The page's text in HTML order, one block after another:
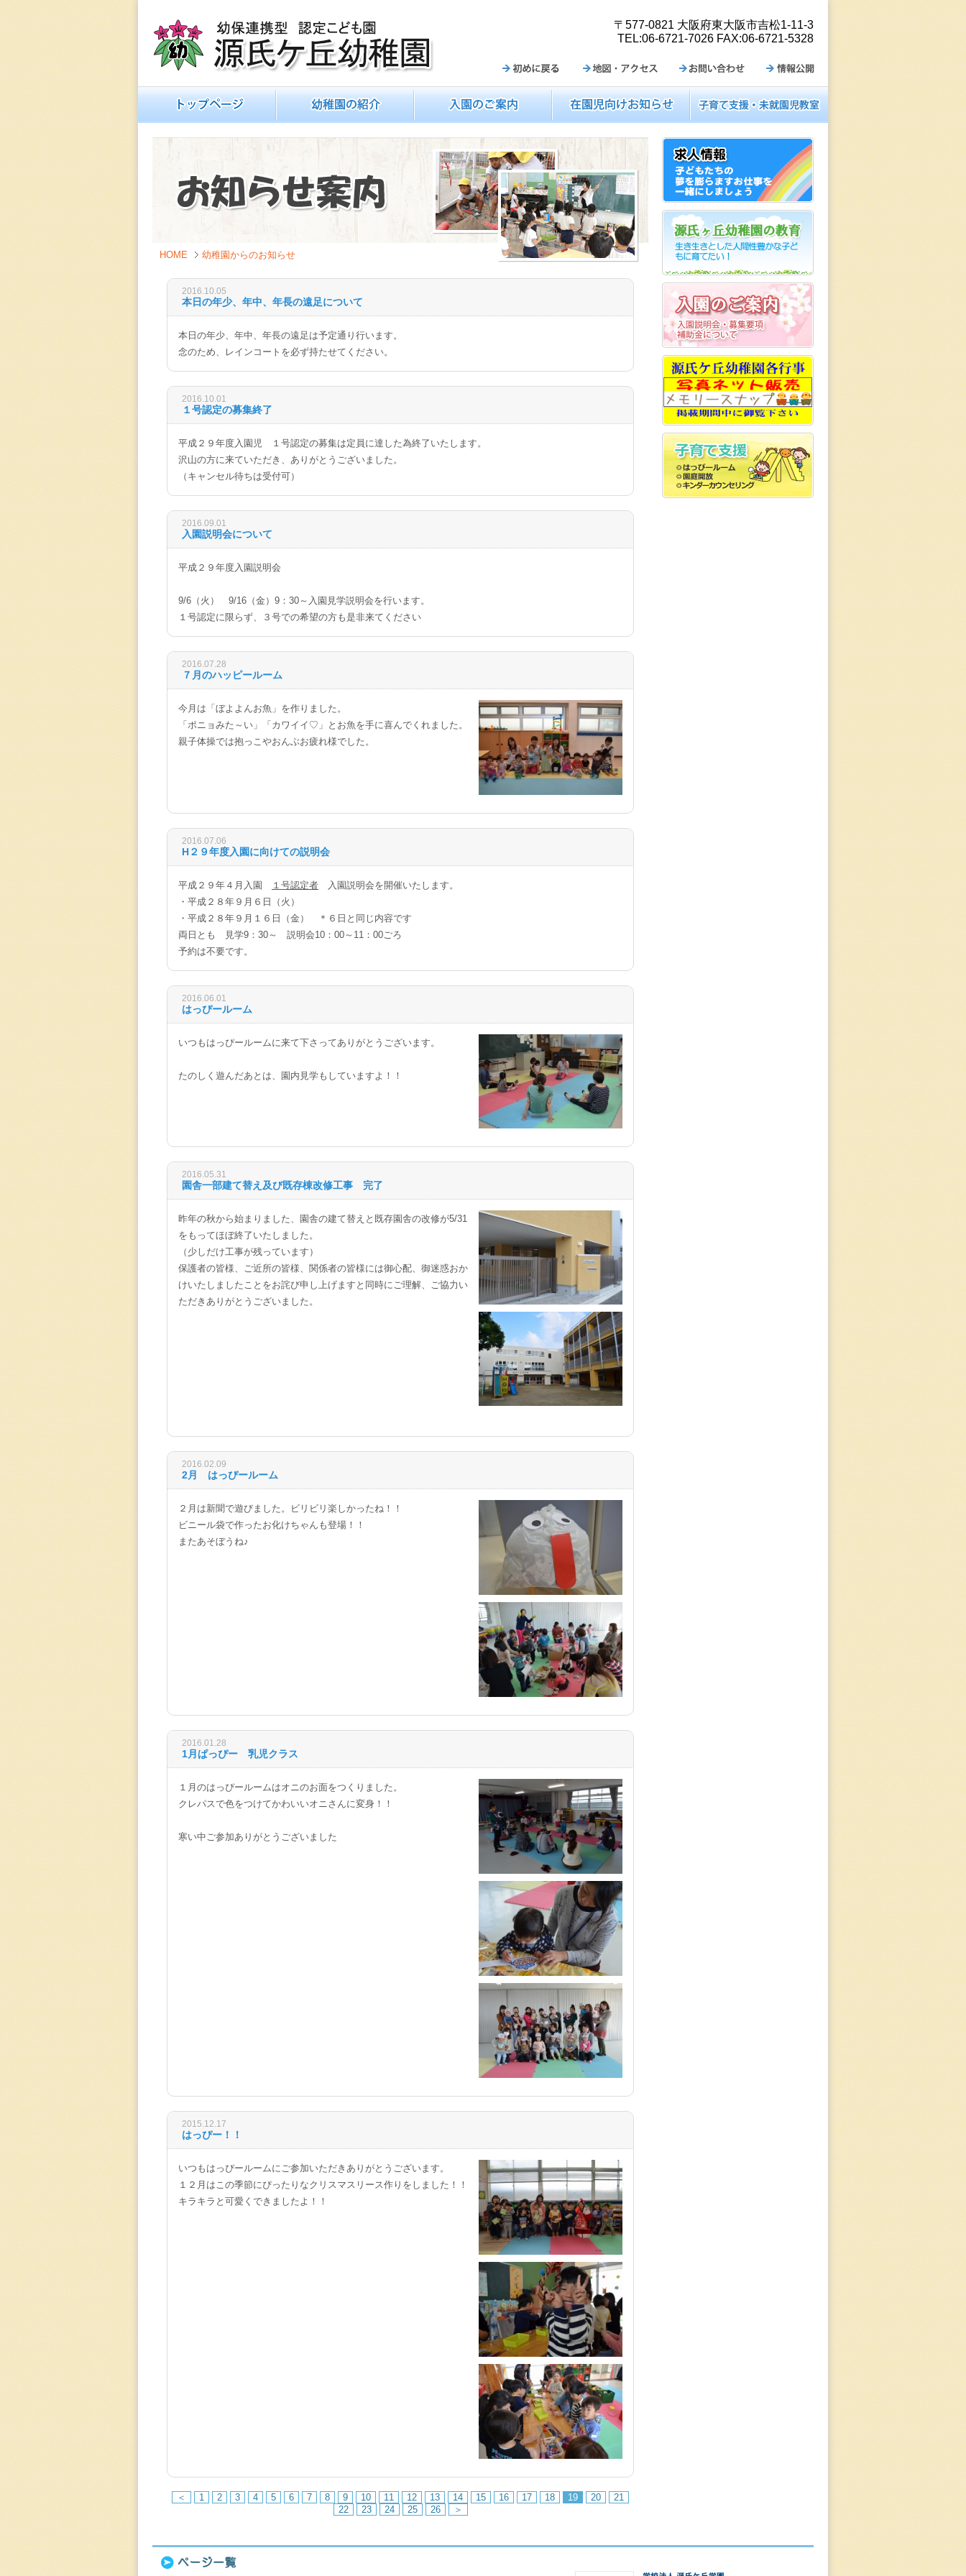
幼保連携型 認定こども園 源氏ヶ丘幼稚園
〒577-0821 大阪府東大阪市吉松1-11-3
TEL:06-6721-7026 FAX:06-6721-5328
始めに戻る 地図・アクセス お問い合わせ 情報公開
HOME 幼稚園からのお知らせ
2016.10.05
本日の年少、年中、年長の遠足について
本日の年少、年中、年長の遠足は予定通り行います。
念のため、レインコートを必ず持たせてください。
2016.10.01
１号認定の募集終了
平成２９年度入園児 １号認定の募集は定員に達した為終了いたします。
沢山の方に来ていただき、ありがとうございました。
（キャンセル待ちは受付可）
2016.09.01
入園説明会について
平成２９年度入園説明会
9/6（火） 9/16（金）9：30～入園見学説明会を行います。
１号認定に限らず、３号での希望の方も是非来てください
2016.07.28
７月のハッピールーム
今月は「ぼよよんお魚」を作りました。
「ポニョみた～い」「カワイイ♡」とお魚を手に喜んでくれました。
親子体操では抱っこやおんぶお疲れ様でした。
2016.07.06
H２９年度入園に向けての説明会
平成２９年４月入園 １号認定者
入園説明会を開催いたします。
・平成２８年９月６日（火）
・平成２８年９月１６日（金） ＊６日と同じ内容です
両日とも 見学9：30～ 説明会10：00～11：00ごろ
予約は不要です。
2016.06.01
はっぴールーム
いつもはっぴールームに来て下さってありがとうございます。
たのしく遊んだあとは、園内見学もしていますよ！！
2016.05.31
園舎一部建て替え及び既存棟改修工事 完了
昨年の秋から始まりました、園舎の建て替えと既存園舎の改修が5/31
をもってほぼ終了いたしました。
（少しだけ工事が残っています）
保護者の皆様、ご近所の皆様、関係者の皆様には御心配、御迷惑おか
けいたしましたことをお詫び申し上げますと同時にご理解、ご協力い
ただきありがとうございました。
2016.02.09
2月 はっぴールーム
２月は新聞で遊びました。ビリビリ楽しかったね！！
ビニール袋で作ったお化けちゃんも登場！！
またあそぼうね♪
2016.01.28
1月ぱっぴー 乳児クラス
１月のはっぴールームはオニのお面をつくりました。
クレパスで色をつけてかわいいオニさんに変身！！
寒い中ご参加ありがとうございました
2015.12.17
はっぴー！！
いつもはっぴールームにご参加いただきありがとうございます。
１２月はこの季節にぴったりなクリスマスリース作りをしました！！
キラキラと可愛くできましたよ！！
＜ 1 2 3 4 5 6 7 8 9 10 11 12 13 14 15 16 17 18 19 20
21
22
23 24 25 26 ＞
求人情報
源氏ヶ丘幼稚園の特色
入園のご案内
メモリースナップ